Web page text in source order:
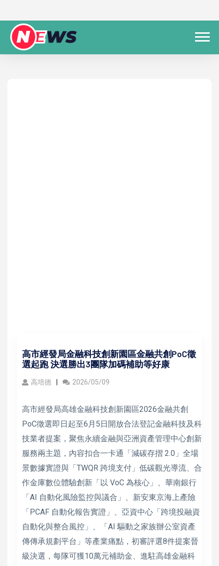
高市經發局金融科技創新園區金融共創PoC徵
選起跑 決選勝出3團隊加碼補助等好康
高培德 2026/05/09
高市經發局高雄金融科技創新園區2026金融共創
PoC徵選即日起至6月5日開放合法登記金融科技及科
技業者提案，聚焦永續金融與亞洲資產管理中心創新
服務兩主題，內容扣合一卡通「減碳存摺 2.0」全場
景數據實證與「TWQR 跨境支付」低碳觀光導流、合
作金庫數位體驗創新「以 VoC 為核心」、華南銀行
「AI 自動化風險監控與議合」、新安東京海上產險
「PCAF 自動化報告實證」、亞資中心「跨境投融資
自動化與整合風控」、「AI 驅動之家族辦公室資產
傳傳承規劃平台」等產業痛點，初審評選8件提案晉
級決選，每隊可獲10萬元補助金、進駐高雄金融科